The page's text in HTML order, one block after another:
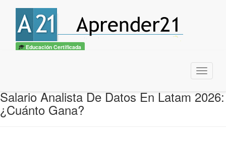
Educación Certificada
Menu
Salario Analista De Datos En Latam 2026:
¿Cuánto Gana?